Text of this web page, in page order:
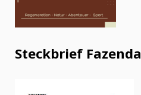
Steckbrief Fazenda